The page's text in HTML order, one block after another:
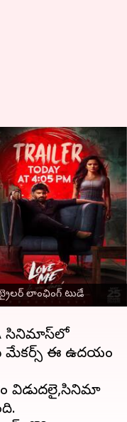
లాంఛింగ్ టుడే
థ్రిల్లర్
టుడే
pm
రాబోయే
ఈ రోజు
చేయడానికి
సినిమాస్‌లో
మేకర్స్ ఈ ఉదయం
విడుదలై,సినిమా